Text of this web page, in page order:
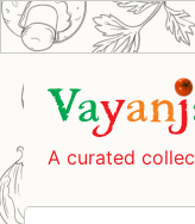
A curated